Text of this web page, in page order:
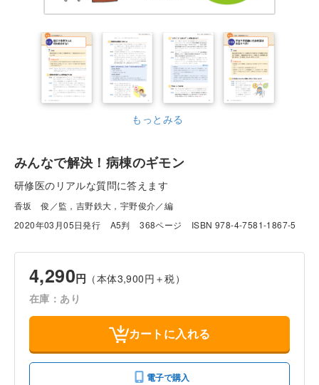
もっとみる
みんなで解決！病棟のギモン
研修医のリアルな質問に答えます
香坂 俊／監，吉野鉄大，宇野俊介／編
2020年03月05日発行
A5判 368ページ ISBN 978-4-7581-1867-5
4,290円 （本体3,900円＋税）
在庫：あり
カートに入れる
電子で購入